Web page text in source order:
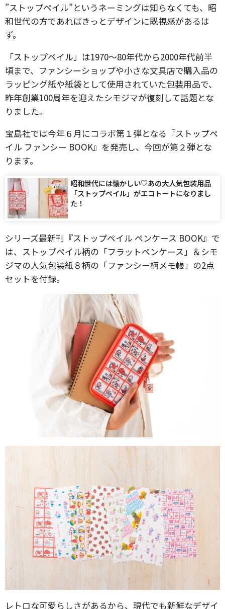
”ストップペイル”というネーミングは知らなくても、昭
和世代の方であればきっとデザインに既視感があるは
ず。
「ストップペイル」は1970～80年代から2000年代前半
頃まで、ファンシーショップや小さな文具店で購入品の
ラッピング紙や紙袋として使用されていた包装用品で、
昨年創業100周年を迎えたシモジマが復刻して話題とな
りました。
宝島社では今年６月にコラボ第１弾となる『ストップペ
イル ファンシー BOOK』を発売し、今回が第２弾とな
ります。
昭和世代には懐かしい♡あの大人気包装用品
「ストップペイル」がエコトートになりまし
た！
シリーズ最新刊『ストップペイル ペンケース BOOK』で
は、ストップペイル柄の「フラットペンケース」＆シモ
ジマの人気包装紙８柄の「ファンシー柄メモ帳」の2点
セットを付録。
レトロな可愛らしさがあるから、現代でも新鮮なデザイ